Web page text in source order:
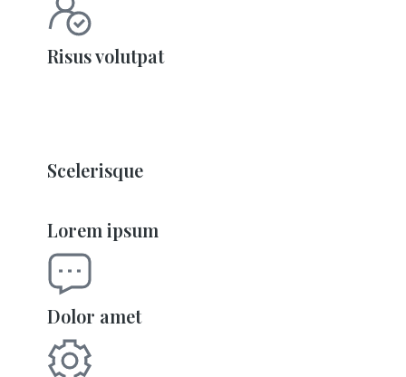
Risus volutpat
Scelerisque
Lorem ipsum
Dolor amet